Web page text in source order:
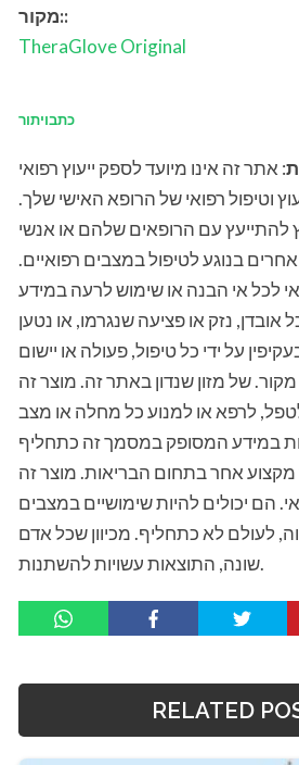
מקור::
TheraGloveOriginal
כתבויתור
: אתר זה אינו מיועד לספק ייעוץ רפואי
וטיפול רפואי של הרופא האישי שלך.
עם הרופאים שלהם או אנשי
בנוגע לטיפול במצבים רפואיים.
לכל אי הבנה או שימוש לרעה במידע
אובדן, נזק או פציעה שנגרמו, או נטען
על ידי כל טיפול, פעולה או יישום
של מזון שנדון באתר זה. מוצר זה
לרפא או למנוע כל מחלה או מצב
במידע המסופק במסמך זה כתחליף
מקצוע אחר בתחום הבריאות. מוצר זה
הם יכולים להיות שימושיים במצבים
לעולם לא כתחליף. מכיוון שכל אדם
שונה, התוצאות עשויות להשתנות.
RELATED